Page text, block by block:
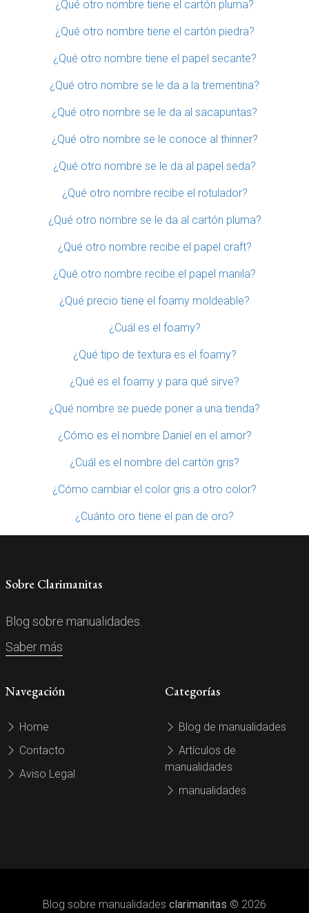
¿Qué otro nombre tiene el cartón pluma?
¿Qué otro nombre tiene el cartón piedra?
¿Qué otro nombre tiene el papel secante?
¿Qué otro nombre se le da a la trementina?
¿Qué otro nombre se le da al sacapuntas?
¿Qué otro nombre se le conoce al thinner?
¿Qué otro nombre se le da al papel seda?
¿Qué otro nombre recibe el rotulador?
¿Qué otro nombre se le da al cartón pluma?
¿Qué otro nombre recibe el papel craft?
¿Qué otro nombre recibe el papel manila?
¿Qué precio tiene el foamy moldeable?
¿Cuál es el foamy?
¿Qué tipo de textura es el foamy?
¿Qué es el foamy y para qué sirve?
¿Qué nombre se puede poner a una tienda?
¿Cómo es el nombre Daniel en el amor?
¿Cuál es el nombre del cartón gris?
¿Cómo cambiar el color gris a otro color?
¿Cuánto oro tiene el pan de oro?
Sobre Clarimanitas
Blog sobre manualidades.
Saber más
Navegación
Home
Contacto
Aviso Legal
Categorías
Blog de manualidades
Artículos de
manualidades
manualidades
Blog sobre manualidades clarimanitas © 2026